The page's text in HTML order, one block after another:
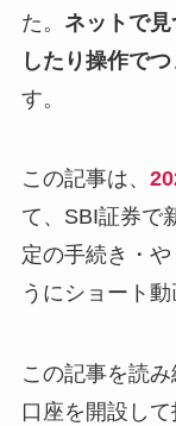
た。 ネットで
したり操作で
す。
この記事は、
て、SBI証券で
定の手続き・
うにショート
この記事を読
口座を開設して